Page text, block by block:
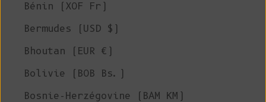
Bénin (XOF Fr)
Bermudes (USD $)
Bhoutan (EUR €)
Bolivie (BOB Bs.)
Bosnie-Herzégovine (BAM КМ)